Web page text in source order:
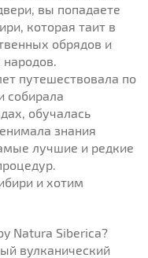
вы попадаете
которая таит в
обрядов и
путешествовала по
собирала
обучалась
знания
лучшие и редкие
и хотим
Natura Siberica?
вулканический